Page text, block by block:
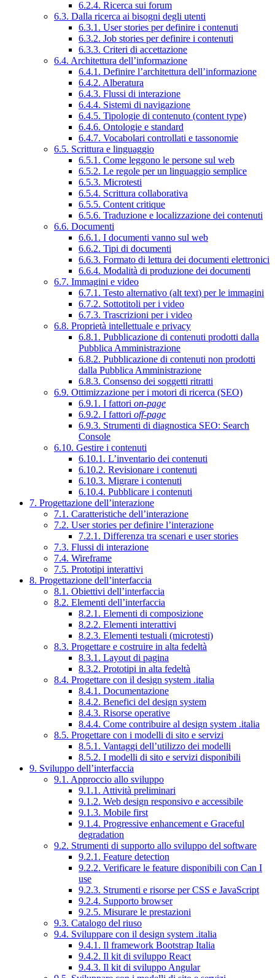
6.2.4. Ricerca sui forum
6.3. Dalla ricerca ai bisogni degli utenti
6.3.1. User stories per definire i contenuti
6.3.2. Job stories per definire i contenuti
6.3.3. Criteri di accettazione
6.4. Architettura dell’informazione
6.4.1. Definire l’architettura dell’informazione
6.4.2. Alberatura
6.4.3. Flussi di interazione
6.4.4. Sistemi di navigazione
6.4.5. Tipologie di contenuto (content type)
6.4.6. Ontologie e standard
6.4.7. Vocabolari controllati e tassonomie
6.5. Scrittura e linguaggio
6.5.1. Come leggono le persone sul web
6.5.2. Le regole per un linguaggio semplice
6.5.3. Microtesti
6.5.4. Scrittura collaborativa
6.5.5. Content critique
6.5.6. Traduzione e localizzazione dei contenuti
6.6. Documenti
6.6.1. I documenti vanno sul web
6.6.2. Tipi di documenti
6.6.3. Formato di lettura dei documenti elettronici
6.6.4. Modalità di produzione dei documenti
6.7. Immagini e video
6.7.1. Testo alternativo (alt text) per le immagini
6.7.2. Sottotitoli per i video
6.7.3. Trascrizioni per i video
6.8. Proprietà intellettuale e privacy
6.8.1. Pubblicazione di contenuti prodotti dalla
Pubblica Amministrazione
6.8.2. Pubblicazione di contenuti non prodotti
dalla Pubblica Amministrazione
6.8.3. Consenso dei soggetti ritratti
6.9. Ottimizzazione per i motori di ricerca (SEO)
6.9.1. I fattori on-page
6.9.2. I fattori off-page
6.9.3. Strumenti di diagnostica SEO: Search
Console
6.10. Gestire i contenuti
6.10.1. L’inventario dei contenuti
6.10.2. Revisionare i contenuti
6.10.3. Migrare i contenuti
6.10.4. Pubblicare i contenuti
7. Progettazione dell’interazione
7.1. Caratteristiche dell’interazione
7.2. User stories per definire l’interazione
7.2.1. Differenza tra scenari e user stories
7.3. Flussi di interazione
7.4. Wireframe
7.5. Prototipi interattivi
8. Progettazione dell’interfaccia
8.1. Obiettivi dell’interfaccia
8.2. Elementi dell’interfaccia
8.2.1. Elementi di composizione
8.2.2. Elementi interattivi
8.2.3. Elementi testuali (microtesti)
8.3. Progettare e costruire in alta fedeltà
8.3.1. Layout di pagina
8.3.2. Prototipi in alta fedeltà
8.4. Progettare con il design system .italia
8.4.1. Documentazione
8.4.2. Benefici del design system
8.4.3. Risorse operative
8.4.4. Come contribuire al design system .italia
8.5. Progettare con i modelli di sito e servizi
8.5.1. Vantaggi dell’utilizzo dei modelli
8.5.2. I modelli di sito e servizi disponibili
9. Sviluppo dell’interfaccia
9.1. Approccio allo sviluppo
9.1.1. Attività preliminari
9.1.2. Web design responsivo e accessibile
9.1.3. Mobile first
9.1.4. Progressive enhancement e Graceful
degradation
9.2. Strumenti di supporto allo sviluppo del software
9.2.1. Feature detection
9.2.2. Verificare le feature disponibili con Can I
use
9.2.3. Strumenti e risorse per CSS e JavaScript
9.2.4. Supporto browser
9.2.5. Misurare le prestazioni
9.3. Catalogo del riuso
9.4. Sviluppare con il design system .italia
9.4.1. Il framework Bootstrap Italia
9.4.2. Il kit di sviluppo React
9.4.3. Il kit di sviluppo Angular